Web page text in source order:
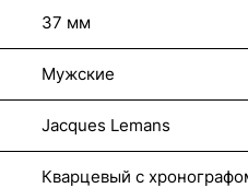
37 мм
Мужские
Jacques Lemans
Кварцевый с